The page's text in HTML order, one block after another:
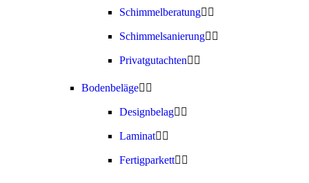
Schimmelberatung
Schimmelsanierung
Privatgutachten
Bodenbeläge
Designbelag
Laminat
Fertigparkett